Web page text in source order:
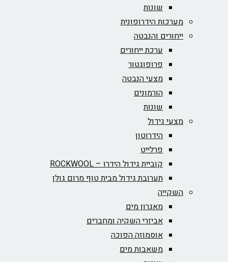
שונות
מערכות הידרופונית
ייחורים והנבטה
ערכת ייחורים
פרופוגטור
מצעי הנבטה
הורמונים
שונות
מצעי גידול
הידרוטון
פרלייט
קוביית גידול הידרו – ROCKWOOL‏
תערובת גידול מבית טוף מרום גולן
השקייה
מאגרון מים
אביזרי השקיה ומחברים
אוסמוזה הפוכה
משאבות מים